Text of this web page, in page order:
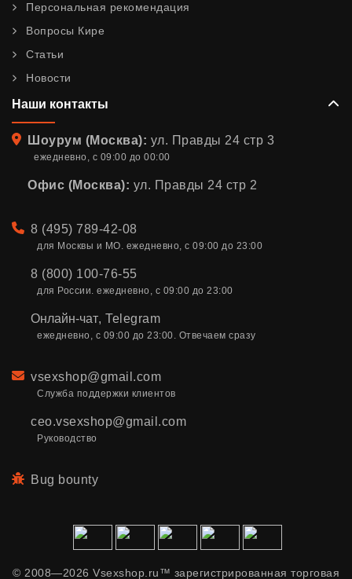
Персональная рекомендация
Вопросы Кире
Статьи
Новости
Наши контакты
Адрес
Шоурум (Москва): ул. Правды 24 стр 3
ежедневно, с 09:00 до 00:00
Офис (Москва): ул. Правды 24 стр 2
Телефон
8 (495) 789-42-08
для Москвы и МО. ежедневно, с 09:00 до 23:00
8 (800) 100-76-55
для России. ежедневно, с 09:00 до 23:00
Онлайн-чат, Telegram
ежедневно, с 09:00 до 23:00. Отвечаем сразу
Email
vsexshop@gmail.com
Служба поддержки клиентов
ceo.vsexshop@gmail.com
Руководство
Bug bounty
© 2008—2026 Vsexshop.ru™ зарегистрированная торговая